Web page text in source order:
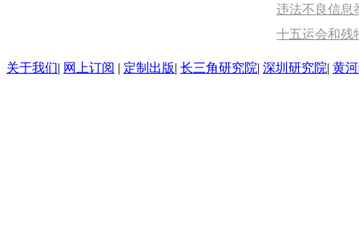
违法不良信息
十五运会和残
关于我们| 网上订阅 | 定制出版| 长三角研究院| 深圳研究院| 黄